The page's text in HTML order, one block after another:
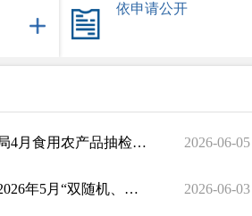
依申请公开
霍城县市场监督管理局4月食用农产品抽检公示 2026-06-05
霍城县消防救援大队2026年5月“双随机、一公开”监督检查工作结果公示情况 2026-06-03